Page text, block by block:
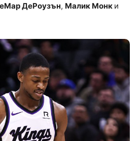
ДеРоузън, Малик Монк и